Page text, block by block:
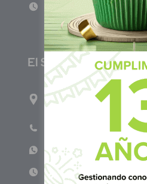
Lun - Vie 8:00am -
El Salvador
1ro Cll Pte, y 61 Av Nte,
Salvador Centro
Teléfono: +503 6986 1402
WhatsApp: +503 7687
Lun - Vie 8:00am -